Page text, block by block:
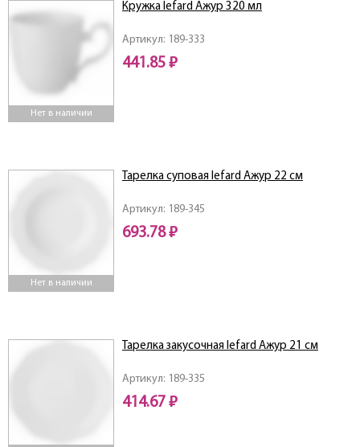
Нет в наличии
Артикул: 189-333
Кружка lefard Ажур 320 мл
441.85 ₽
Нет в наличии
Артикул: 189-345
Тарелка суповая lefard Ажур 22 см
693.78 ₽
Артикул: 189-335
Тарелка закусочная lefard Ажур 21 см
414.67 ₽